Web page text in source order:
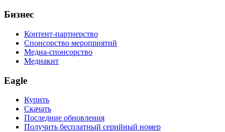
Бизнес
Контент-партнерство
Спонсорство мероприятий
Медиа-спонсорство
Медиакит
Eagle
Купить
Скачать
Последние обновления
Получить бесплатный серийный номер